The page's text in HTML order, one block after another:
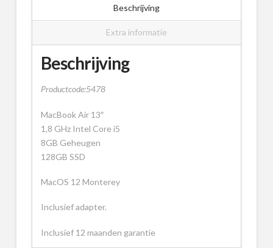
Beschrijving
Extra informatie
Beschrijving
Productcode:5478
MacBook Air 13″
1,8 GHz Intel Core i5
8GB Geheugen
128GB SSD
MacOS 12 Monterey
Inclusief adapter.
Inclusief 12 maanden garantie